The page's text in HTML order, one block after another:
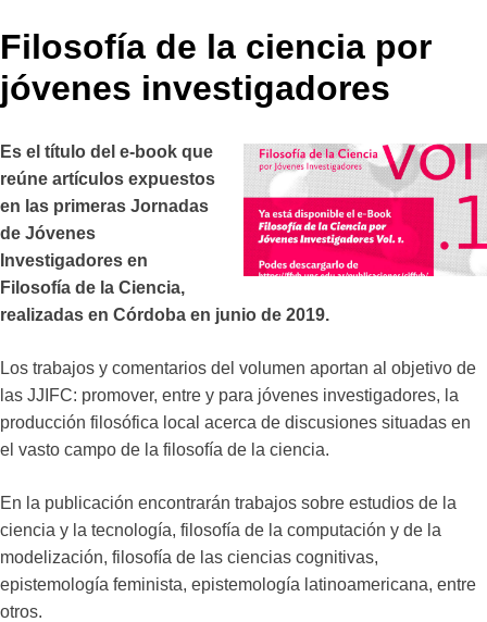
Filosofía de la ciencia por
jóvenes investigadores
Es el título del e-book que
reúne artículos expuestos
en las primeras Jornadas
de Jóvenes
Investigadores en
Filosofía de la Ciencia,
realizadas en Córdoba en junio de 2019.
Los trabajos y comentarios del volumen aportan al objetivo de
las JJIFC: promover, entre y para jóvenes investigadores, la
producción filosófica local acerca de discusiones situadas en
el vasto campo de la filosofía de la ciencia.
En la publicación encontrarán trabajos sobre estudios de la
ciencia y la tecnología, filosofía de la computación y de la
modelización, filosofía de las ciencias cognitivas,
epistemología feminista, epistemología latinoamericana, entre
otros.